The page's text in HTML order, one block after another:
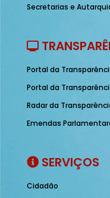
Secretarias e
Portal da
Portal da
Radar da
Emendas
SERVIÇOS
Cidadão